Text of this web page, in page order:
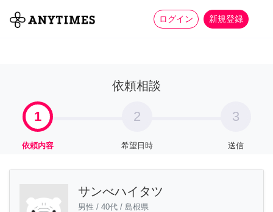
ログイン 新規登録
全て 家事 more_horiz
依頼相談
1
依頼内容
2
希望日時
3
送信
サンべハイタツ
男性 / 40代 / 島根県